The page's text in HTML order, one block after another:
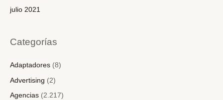
julio 2021
Categorías
Adaptadores (8)
Advertising (2)
Agencias (2.217)